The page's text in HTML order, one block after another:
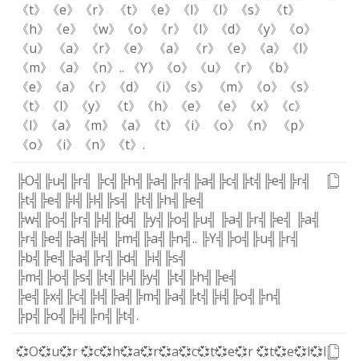
《t》
《e》 《r》 《t》 《e》 《l》 《l》 《s》
《t》
《h》
《e》 《w》 《o》 《r》 《l》 《d》 《y》
《o》
《u》
《a》 《r》 《e》 《a》 《r》 《e》 《a》
《l》
《m》
《a》 《n》 .. 《Y》 《o》 《u》 《r》
《b》
《e》
《a》 《r》 《d》 《i》 《s》 《m》 《o》
《s》
《t》
《l》 《y》 《t》 《h》 《e》 《e》 《x》
《c》
《l》
《a》 《m》 《a》 《t》 《i》 《o》 《n》
《p》
《o》
《i》 《n》 《t》 .
╠O╣ ╠u╣ ╠r╣ ╠c╣ ╠h╣ ╠a╣ ╠r╣ ╠a╣ ╠c╣ ╠t╣ ╠e╣ ╠r╣
╠t╣ ╠e╣ ╠l╣ ╠l╣ ╠s╣ ╠t╣ ╠h╣ ╠e╣
╠w╣ ╠o╣ ╠r╣ ╠l╣ ╠d╣ ╠y╣ ╠o╣ ╠u╣ ╠a╣ ╠r╣ ╠e╣
╠a╣
╠r╣ ╠e╣ ╠a╣ ╠l╣ ╠m╣ ╠a╣ ╠n╣ .. ╠Y╣ ╠o╣ ╠u╣ ╠r╣
╠b╣ ╠e╣ ╠a╣ ╠r╣ ╠d╣ ╠i╣ ╠s╣
╠m╣ ╠o╣ ╠s╣ ╠t╣ ╠l╣ ╠y╣ ╠t╣ ╠h╣ ╠e╣
╠e╣ ╠x╣ ╠c╣ ╠l╣ ╠a╣ ╠m╣ ╠a╣ ╠t╣ ╠i╣ ╠o╣ ╠n╣
╠p╣ ╠o╣ ╠i╣ ╠n╣ ╠t╣ .
💞O💞u💞r💞c💞h💞a💞r💞a💞c💞t💞e💞r💞t💞e💞l💞l